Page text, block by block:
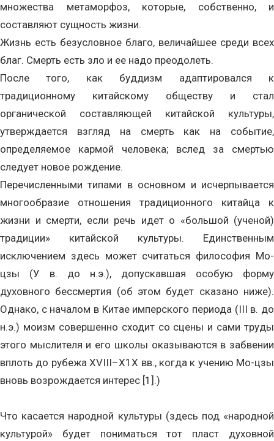
множества метаморфоз, которые, собственно, и
составляют сущность жизни.
Жизнь есть безусловное благо, величайшее среди всех
благ. Смерть есть зло и ее надо преодолеть.
После того, как буддизм адаптировался к
традиционному китайскому обществу и стал
органической составляющей китайской культуры,
утверждается взгляд на смерть как на событие,
определяемое кармой человека; вслед за смертью
следует новое рождение.
Перечисленными типами в основном и исчерпывается
многообразие отношения традиционного китайца к
жизни и смерти, если речь идет о «большой (ученой)
традиции» китайской культуры. Единственным
исключением здесь может считаться философия Мо-
цзы (У в. до н.э.), допускавшая особую форму
духовного бессмертия (об этом будет сказано ниже).
Однако, с началом в Китае имперского периода (III в. до
н.э.) моизм совершенно сходит со сцены и сами труды
этого мыслителя и его школы оказываются в забвении
вплоть до рубежа ХVIII–Х1Х вв., когда к учению Мо-цзы
вновь возрождается интерес [1].)
Что касается народной культуры (здесь под «народной
культурой» будет пониматься тот пласт духовной